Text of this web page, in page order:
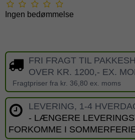
Ingen bedømmelse
FRI FRAGT TIL
OVER KR. 1200,- EX.
Fragtpriser fra kr. 36,80 ex. moms
LEVERING, 1-4
- LÆNGERE
FORKOMME I